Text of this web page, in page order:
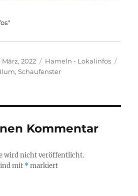
März, 2022 Kategorien
Hameln - Lokalinfos
,Schaufenster
Kommentar
wird nicht veröffentlicht.
mit *markiert